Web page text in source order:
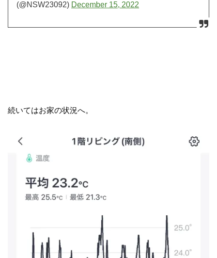
(@NSW23092) December 15, 2022
続いてはお家の状況へ。